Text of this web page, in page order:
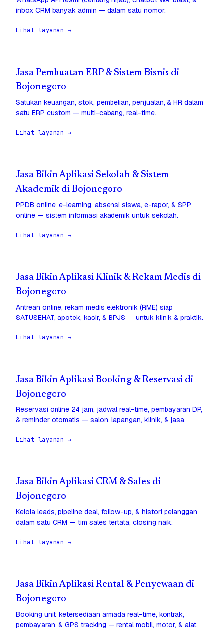
inbox CRM banyak admin — dalam satu nomor.
Lihat layanan →
Jasa Pembuatan ERP & Sistem Bisnis di
Bojonegoro
Satukan keuangan, stok, pembelian, penjualan, & HR dalam
satu ERP custom — multi-cabang, real-time.
Lihat layanan →
Jasa Bikin Aplikasi Sekolah & Sistem
Akademik di Bojonegoro
PPDB online, e-learning, absensi siswa, e-rapor, & SPP
online — sistem informasi akademik untuk sekolah.
Lihat layanan →
Jasa Bikin Aplikasi Klinik & Rekam Medis di
Bojonegoro
Antrean online, rekam medis elektronik (RME) siap
SATUSEHAT, apotek, kasir, & BPJS — untuk klinik & praktik.
Lihat layanan →
Jasa Bikin Aplikasi Booking & Reservasi di
Bojonegoro
Reservasi online 24 jam, jadwal real-time, pembayaran DP,
& reminder otomatis — salon, lapangan, klinik, & jasa.
Lihat layanan →
Jasa Bikin Aplikasi CRM & Sales di
Bojonegoro
Kelola leads, pipeline deal, follow-up, & histori pelanggan
dalam satu CRM — tim sales tertata, closing naik.
Lihat layanan →
Jasa Bikin Aplikasi Rental & Penyewaan di
Bojonegoro
Booking unit, ketersediaan armada real-time, kontrak,
pembayaran, & GPS tracking — rental mobil, motor, & alat.